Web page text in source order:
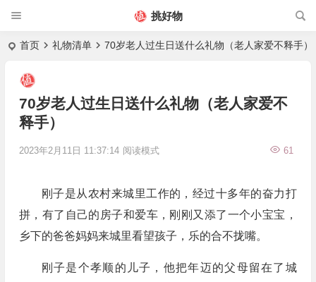
挑好物
首页 礼物清单 70岁老人过生日送什么礼物（老人家爱不释手）
70岁老人过生日送什么礼物（老人家爱不
释手）
2023年2月11日 11:37:14 61
阅读模式
刚子是从农村来城里工作的，经过十多年的奋力打
拼，有了自己的房子和爱车，刚刚又添了一个小宝宝，
乡下的爸爸妈妈来城里看望孩子，乐的合不拢嘴。
刚子是个孝顺的儿子，他把年迈的父母留在了城